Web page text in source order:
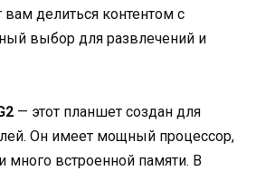
делиться контентом с
выбор для развлечений и
— этот планшет создан для
Он имеет мощный процессор,
много встроенной памяти. В